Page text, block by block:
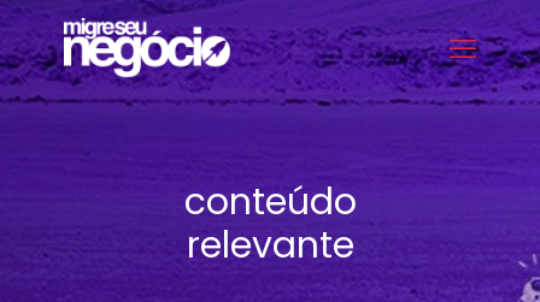
conteúdo
relevante